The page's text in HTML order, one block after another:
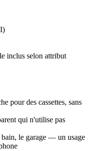
inclus selon attribut
pour des cassettes, sans
qui n'utilise pas
le garage — un usage